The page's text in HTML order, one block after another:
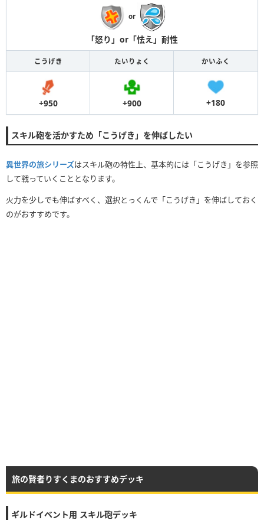
or
「怒り」or「怯え」耐性
こうげき たいりょく かいふく
+950 +900 +180
スキル砲を活かすため「こうげき」を伸ばしたい
異世界の旅シリーズはスキル砲の特性上、基本的には「こうげき」を参照
して戦っていくこととなります。
火力を少しでも伸ばすべく、選択とっくんで「こうげき」を伸ばしておく
のがおすすめです。
旅の賢者りすくまのおすすめデッキ
ギルドイベント用 スキル砲デッキ